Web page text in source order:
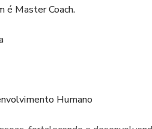
é Master Coach.
Humano